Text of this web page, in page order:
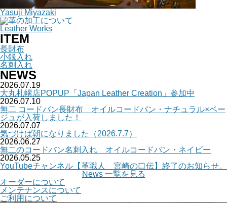
Yasuji Miyazaki
Leather Works
ITEM
長財布
小銭入れ
名刺入れ
NEWS
2026.07.19
大丸札幌店POPUP「Japan Leather Creation」参加中
2026.07.10
無二 コードバン長財布 オイルコードバン・ナチュラル×ベー
ジュが入荷しました！
2026.07.07
気づけば朝になりました（2026.7.7）
2026.06.27
無二のコードバン名刺入れ オイルコードバン・ネイビー
2026.05.25
YouTubeチャンネル【革職人 宮崎の口伝】終了のお知らせ。
News 一覧を見る
オーダーについて
メンテナンスについて
ご利用について